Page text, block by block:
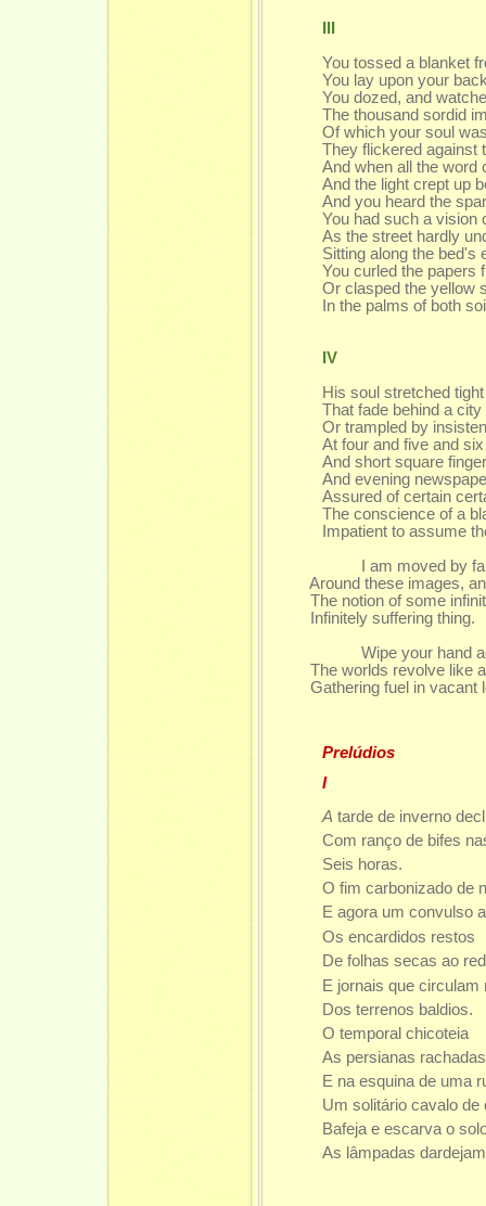
You tossed a blanket
You lay upon your
You dozed, and
The thousand sordid
Of which your soul
They flickered against
And when all the word
And the light crept up
And you heard the
You had such a vision
As the street hardly
Sitting along the bed's
You curled the papers
Or clasped the yellow
In the palms of both
IV
His soul stretched
That fade behind a
Or trampled by
At four and five and
And short square
And evening
Assured of certain
The conscience of a
Impatient to assume
I am moved by
Around these images,
The notion of some
Infinitely suffering thing.
Wipe your hand
The worlds revolve like
Gathering fuel in vacant
Prelúdios
I
Atarde de inverno
Com ranço de bifes
Seis horas.
O fim carbonizado de
E agora um convulso
Os encardidos restos
De folhas secas ao
E jornais que circulam
Dos terrenos baldios.
O temporal chicoteia
As persianas
E na esquina de uma
Um solitário cavalo de
Bafeja e escarva o
As lâmpadas